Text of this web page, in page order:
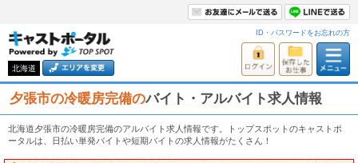
北海道
ID・パスワードをお忘れの方
夕張市の冷暖房完備のバイト・アルバイト求人情報
北海道夕張市の冷暖房完備のアルバイト求人情報です。トップスポットのキャストポ
ータルは、日払い単発バイトや短期バイトの求人情報がたくさん！